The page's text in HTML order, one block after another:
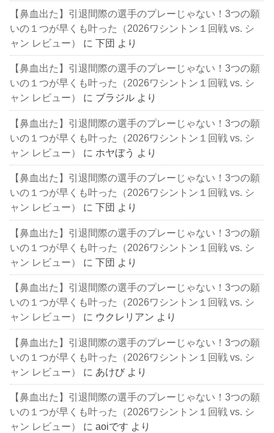
【鼻血出た】引退間際の選手のプレーじゃない！3つの願
いの１つが早くも叶った（2026ワシントン１回戦 vs. シ
ャン レビュー）
に下団 より
【鼻血出た】引退間際の選手のプレーじゃない！3つの願
いの１つが早くも叶った（2026ワシントン１回戦 vs. シ
ャン レビュー）
に ブラジル より
【鼻血出た】引退間際の選手のプレーじゃない！3つの願
いの１つが早くも叶った（2026ワシントン１回戦 vs. シ
ャン レビュー）
に ホヤぼう より
【鼻血出た】引退間際の選手のプレーじゃない！3つの願
いの１つが早くも叶った（2026ワシントン１回戦 vs. シ
ャン レビュー）
に下団 より
【鼻血出た】引退間際の選手のプレーじゃない！3つの願
いの１つが早くも叶った（2026ワシントン１回戦 vs. シ
ャン レビュー）
に下団 より
【鼻血出た】引退間際の選手のプレーじゃない！3つの願
いの１つが早くも叶った（2026ワシントン１回戦 vs. シ
ャン レビュー）
に ウクレリアン より
【鼻血出た】引退間際の選手のプレーじゃない！3つの願
いの１つが早くも叶った（2026ワシントン１回戦 vs. シ
ャン レビュー）
に あけび より
【鼻血出た】引退間際の選手のプレーじゃない！3つの願
いの１つが早くも叶った（2026ワシントン１回戦 vs. シ
ャン レビュー）
にaoiです より